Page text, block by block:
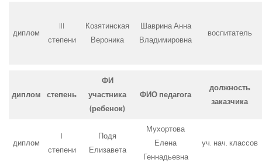
диплом
III
степени
Козятинская
Вероника
Шаврина Анна
Владимировна
воспитатель
диплом степень
ФИ
участника
(ребенок)
ФИО педагога
должность
заказчика
диплом
I
степени
Подя
Елизавета
Мухортова
Елена
Геннадьевна
уч. нач. классов